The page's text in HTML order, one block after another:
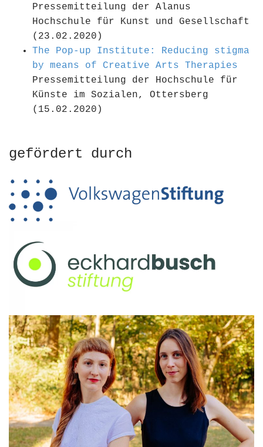
Pressemitteilung der Alanus
Hochschule für Kunst und Gesellschaft
(23.02.2020)
The Pop-up Institute: Reducing stigma
by means of Creative Arts Therapies
Pressemitteilung der Hochschule für
Künste im Sozialen, Ottersberg
(15.02.2020)
gefördert durch